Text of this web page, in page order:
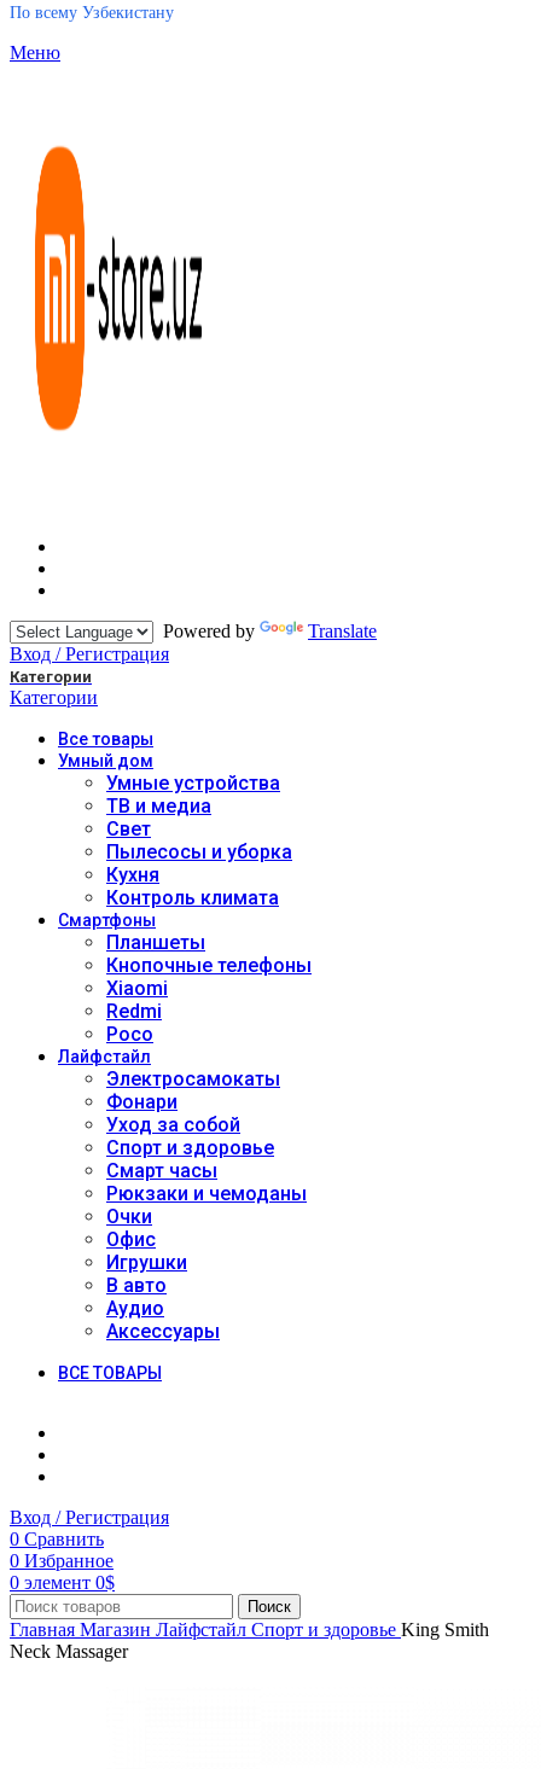
По всему Узбекистану
Меню
Powered by
Translate
Вход / Регистрация
Категории
Категории
Всетовары
Умный дом
Умные устройства
ТВ и медиа
Свет
Пылесосы и уборка
Кухня
Контроль климата
Смартфоны
Планшеты
Кнопочные телефоны
Xiaomi
Redmi
Poco
Лайфстайл
Электросамокаты
Фонари
Уход за собой
Спорт и здоровье
Смарт часы
Рюкзаки и чемоданы
Очки
Офис
Игрушки
В авто
Аудио
Аксессуары
ВСЕ ТОВАРЫ
Вход / Регистрация
0 Сравнить
0 Избранное
0 элемент 0$
Поиск
Главная Магазин Лайфстайл Спорт и здоровье King Smith
Neck Massager